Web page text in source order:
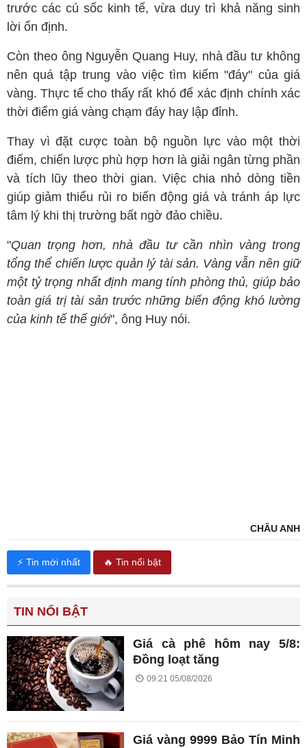
trước các cú sốc kinh tế, vừa duy trì khả năng sinh
lời ổn định.
Còn theo ông Nguyễn Quang Huy, nhà đầu tư không
nên quá tập trung vào việc tìm kiếm "đáy" của giá
vàng. Thực tế cho thấy rất khó để xác định chính xác
thời điểm giá vàng chạm đáy hay lập đỉnh.
Thay vì đặt cược toàn bộ nguồn lực vào một thời
điểm, chiến lược phù hợp hơn là giải ngân từng phần
và tích lũy theo thời gian. Việc chia nhỏ dòng tiền
giúp giảm thiểu rủi ro biến động giá và tránh áp lực
tâm lý khi thị trường bất ngờ đảo chiều.
"Quan trọng hơn, nhà đầu tư cần nhìn vàng trong
tổng thể chiến lược quản lý tài sản. Vàng vẫn nên giữ
một tỷ trọng nhất định mang tính phòng thủ, giúp bảo
toàn giá trị tài sản trước những biến động khó lường
của kinh tế thế giới", ông Huy nói.
CHÂU ANH
⚡ Tin mới nhất 🔥 Tin nổi bật
TIN NỔI BẬT
Giá cà phê hôm nay 5/8:
Đồng loạt tăng
09:21 05/08/2026
Giá vàng 9999 Bảo Tín Minh